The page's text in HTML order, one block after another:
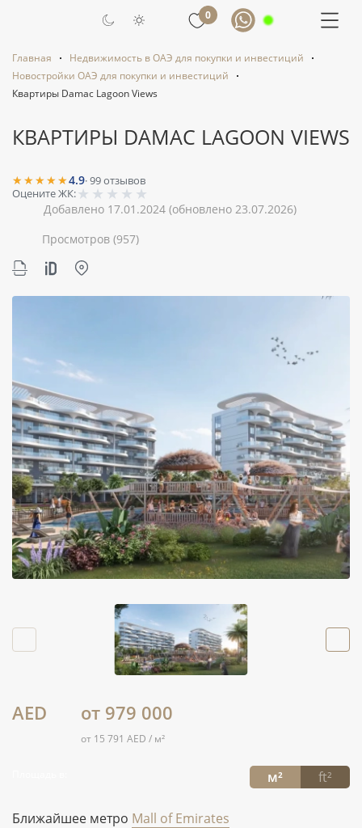
0
Главная
Недвижимость в ОАЭ для покупки и инвестиций
Новостройки ОАЭ для покупки и инвестиций
Квартиры Damac Lagoon Views
КВАРТИРЫ DAMAC LAGOON VIEWS
★★★★★4.9·99отзывов
Оцените ЖК:★ ★ ★ ★ ★
Добавлено 17.01.2024 (обновлено 23.07.2026)
Просмотров (957)
AED от 979 000
от 15 791 AED / м²
м² ft²
Ближайшее метро Mall of Emirates